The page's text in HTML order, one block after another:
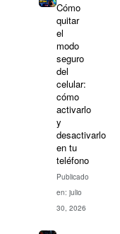
Cómo
quitar
el
modo
seguro
del
celular:
cómo
activarlo
y
desactivarlo
en tu
teléfono
Publicado
en: julio
30, 2026